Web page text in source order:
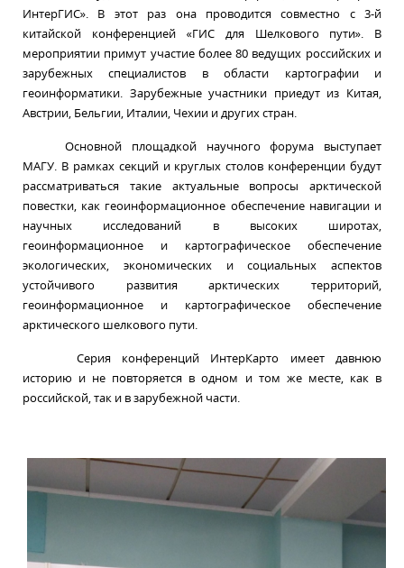
ИнтерГИС». В этот раз она проводится совместно с 3-й
китайской конференцией «ГИС для Шелкового пути». В
мероприятии примут участие более 80 ведущих российских и
зарубежных специалистов в области картографии и
геоинформатики. Зарубежные участники приедут из Китая,
Австрии, Бельгии, Италии, Чехии и других стран.
Основной площадкой научного форума выступает
МАГУ. В рамках секций и круглых столов конференции будут
рассматриваться такие актуальные вопросы арктической
повестки, как геоинформационное обеспечение навигации и
научных исследований в высоких широтах,
геоинформационное и картографическое обеспечение
экологических, экономических и социальных аспектов
устойчивого развития арктических территорий,
геоинформационное и картографическое обеспечение
арктического шелкового пути.
Серия конференций ИнтерКарто имеет давнюю
историю и не повторяется в одном и том же месте, как в
российской, так и в зарубежной части.